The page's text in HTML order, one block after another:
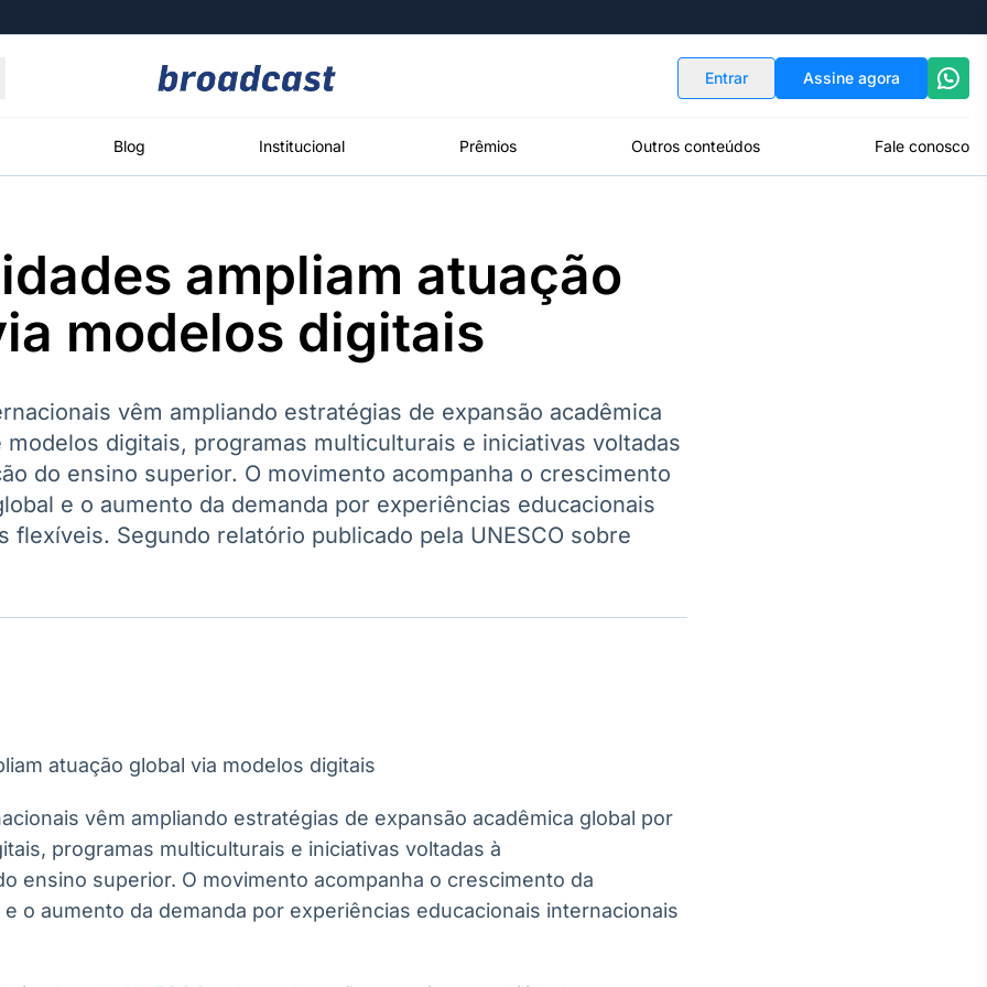
Entrar Assine agora
Blog Institucional Prêmios Outros conteúdos Fale conosco
Político
Os bastidores da
Energia
O setor de
Broadcast
White Label
Plataforma para
Broadcast
Ticker
Cotações e
Broadcast
Widgets
Componentes
para conteúdos e
Broadcast
Wallboard
Conteúdos e
dados para
Broadcast
Curadoria
Curadoria de
conteúdos
ampliam atuação
modelos digitais
vêm ampliando estratégias de expansão acadêmica
modelos digitais, programas multiculturais e iniciativas voltadas
do ensino superior. O movimento acompanha o crescimento
e o aumento da demanda por experiências educacionais
flexíveis. Segundo relatório publicado pela UNESCO sobre
vêm ampliando estratégias de expansão acadêmica global por
programas multiculturais e iniciativas voltadas à
ensino superior. O movimento acompanha o crescimento da
o aumento da demanda por experiências educacionais internacionais